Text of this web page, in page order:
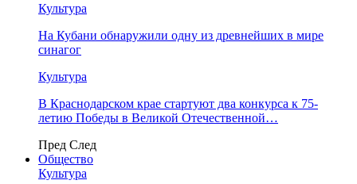
Культура
На Кубани обнаружили одну из древнейших в мире
синагог
Культура
В Краснодарском крае стартуют два конкурса к 75-
летию Победы в Великой Отечественной…
Пред След
Общество
Культура